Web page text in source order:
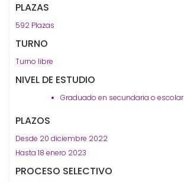
PLAZAS
592 Plazas
TURNO
Turno libre
NIVEL DE ESTUDIO
Graduado en secundaria o escolar
PLAZOS
Desde 20 diciembre 2022
Hasta 18 enero 2023
PROCESO SELECTIVO